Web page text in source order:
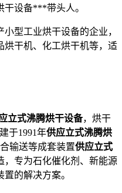
干设备***带头人。
型工业烘干设备的企业，
烘干机、化工烘干机等，适
立式沸腾烘干设备，烘干
于1991年供应立式沸腾烘
输送等成套装置供应立式
，专为石化催化剂、新能源
的解决方案。